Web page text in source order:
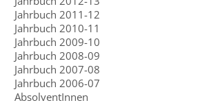
Jahrbuch 2011-12
Jahrbuch 2010-11
Jahrbuch 2009-10
Jahrbuch 2008-09
Jahrbuch 2007-08
Jahrbuch 2006-07
AbsolventInnen